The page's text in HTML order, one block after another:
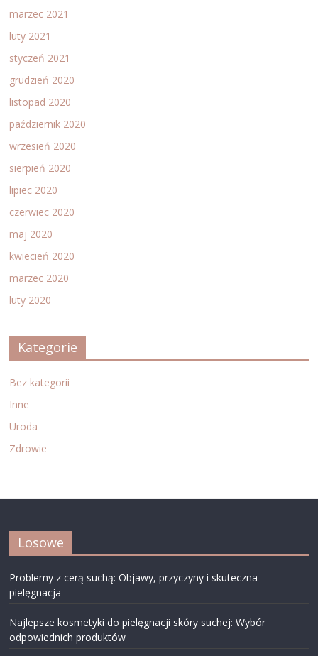
marzec 2021
luty 2021
styczeń 2021
grudzień 2020
listopad 2020
październik 2020
wrzesień 2020
sierpień 2020
lipiec 2020
czerwiec 2020
maj 2020
kwiecień 2020
marzec 2020
luty 2020
Kategorie
Bez kategorii
Inne
Uroda
Zdrowie
Losowe
Problemy z cerą suchą: Objawy, przyczyny i skuteczna
pielęgnacja
Najlepsze kosmetyki do pielęgnacji skóry suchej: Wybór
odpowiednich produktów